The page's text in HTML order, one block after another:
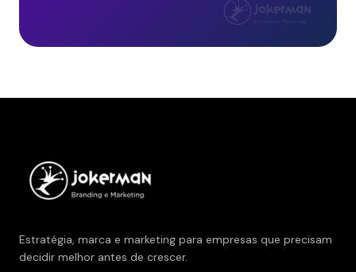
Estratégia, marca e marketing para empresas que precisam
decidir melhor antes de crescer.